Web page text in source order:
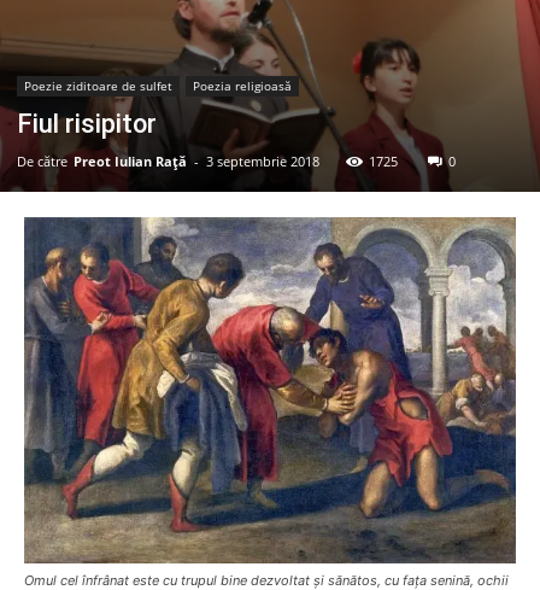
Poezie ziditoare de sulfet Poezia religioasă
Fiul risipitor
De către Preot Iulian Raţă - 3 septembrie 2018 1725 0
Omul cel înfrânat este cu trupul bine dezvoltat şi sănătos, cu faţa senină, ochii